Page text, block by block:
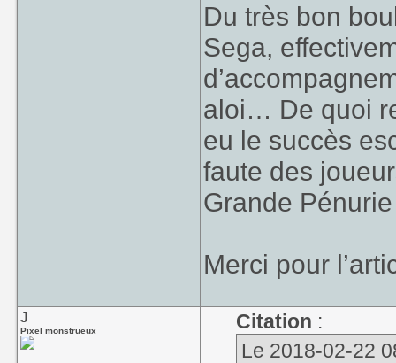
Du très bon
Sega,
aloi… De quoi
eu le succès
faute des
Grande
Merci pour
J
Pixel monstrueux Citation :
Le 2018-02-22